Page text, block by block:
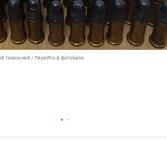
таможней Перейти в фотобанк